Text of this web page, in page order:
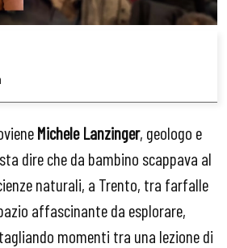
Michele Lanzinger, geologo e
dire che da bambino scappava al
naturali, a Trento, tra farfalle
affascinante da esplorare,
momenti tra una lezione di